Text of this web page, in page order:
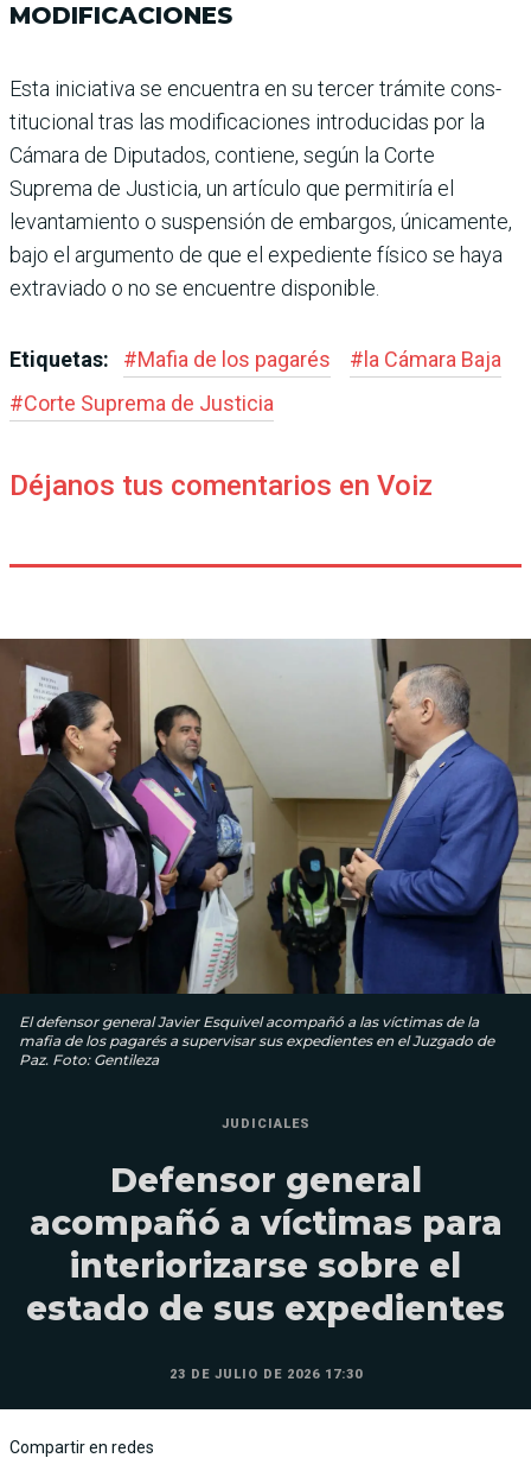
MODIFICACIONES
Esta iniciativa se encuentra en su tercer trámite cons­
titucional tras las modifi­caciones introducidas por la
Cámara de Diputados, contiene, según la Corte
Suprema de Justicia, un artículo que permitiría el
levantamiento o suspensión de embargos, únicamente,
bajo el argumento de que el expediente físico se haya
extraviado o no se encuentre disponible.
Etiquetas: #Mafia de los pagarés # la Cámara Baja
#Corte Suprema de Jus­ticia
Déjanos tus comentarios en Voiz
El defensor general Javier Esquivel acompañó a las víctimas de la
mafia de los pagarés a supervisar sus expedientes en el Juzgado de
Paz. Foto: Gentileza
JUDICIALES
Defensor general
acompañó a víctimas para
interiorizarse sobre el
estado de sus expedientes
23 DE JULIO DE 2026 17:30
Compartir en redes